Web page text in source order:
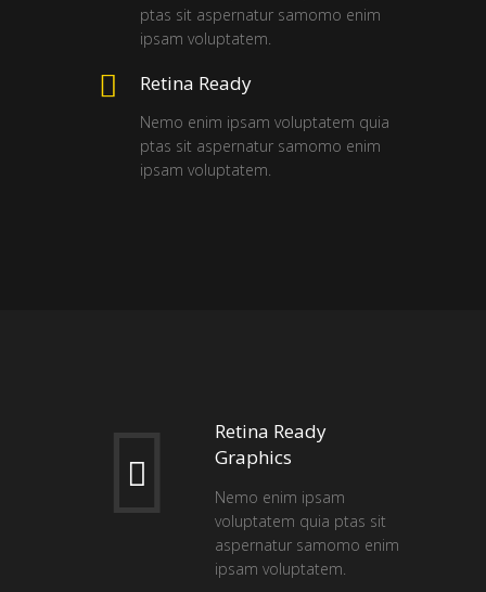
ptas sit aspernatur samomo enim
ipsam voluptatem.
Retina Ready
Nemo enim ipsam voluptatem quia
ptas sit aspernatur samomo enim
ipsam voluptatem.
Retina Ready
Graphics
Nemo enim ipsam
voluptatem quia ptas sit
aspernatur samomo enim
ipsam voluptatem.